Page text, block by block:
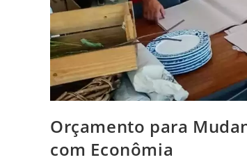
Orçamento para
com Econômia